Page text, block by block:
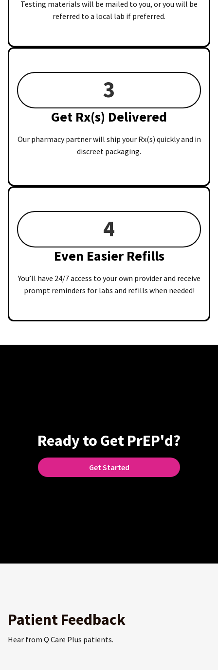
Testing materials will be mailed to you, or you will be
referred to a local lab if preferred.
3
Get Rx(s) Delivered
Our pharmacy partner will ship your Rx(s) quickly and in
discreet packaging.
4
Even Easier Refills
You’ll have 24/7 access to your own provider and receive
prompt reminders for labs and refills when needed!
Ready to Get PrEP'd?
Get Started
Patient Feedback
Hear from Q Care Plus patients.